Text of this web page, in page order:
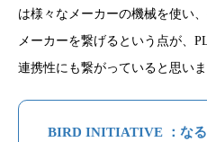
は様々なメーカーの機械を使い
メーカーを繋げるという点が、
連携性にも繋がっていると思いま
BIRD INITIATIVE ：な